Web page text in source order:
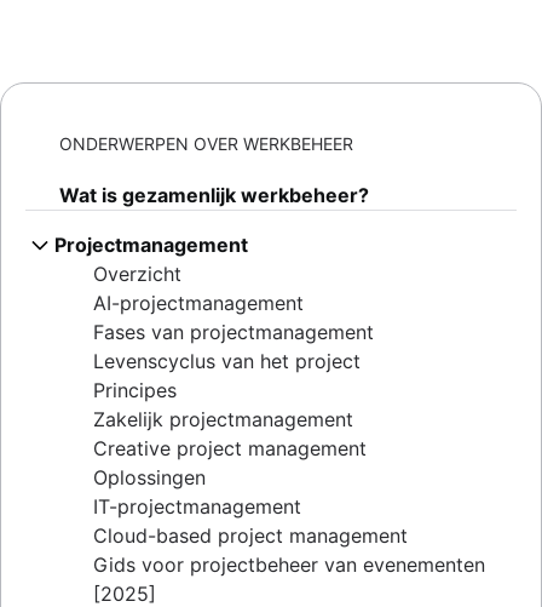
ONDERWERPEN OVER WERKBEHEER
Wat is gezamenlijk werkbeheer?
Projectmanagement
Overzicht
AI-projectmanagement
Fases van projectmanagement
Levenscyclus van het project
Principes
Zakelijk projectmanagement
Creative project management
Oplossingen
IT-projectmanagement
Cloud-based project management
Gids voor projectbeheer van evenementen
[2025]